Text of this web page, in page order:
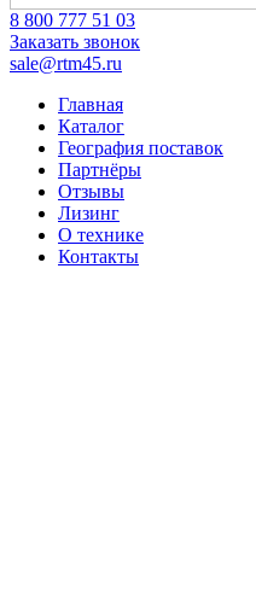
‎8 800 777 51 03
Заказать звонок
sale@rtm45.ru
Главная
Каталог
География поставок
Партнёры
Отзывы
Лизинг
О технике
Контакты